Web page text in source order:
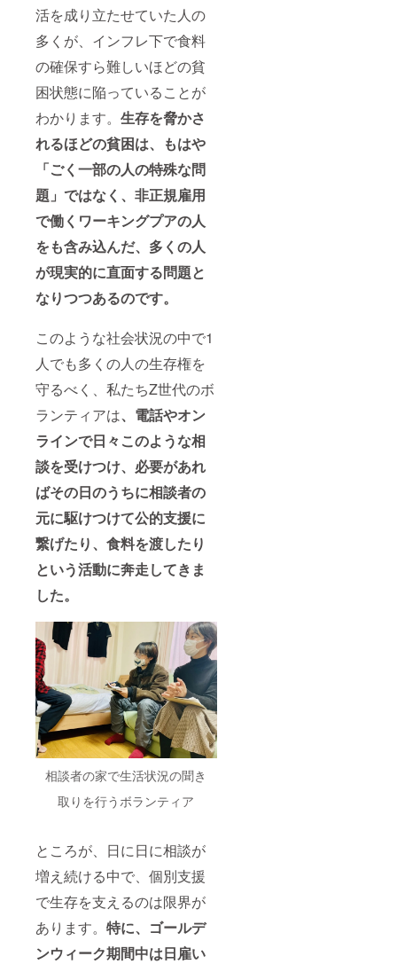
活を成り立たせていた人の
多くが、インフレ下で食料
の確保すら難しいほどの貧
困状態に陥っていることが
わかります。 生存を脅かさ
れるほどの貧困は、もはや
「ごく一部の人の特殊な問
題」ではなく、非正規雇用
で働くワーキングプアの人
をも含み込んだ、多くの人
が現実的に直面する問題と
なりつつあるのです。
このような社会状況の中で1
人でも多くの人の生存権を
守るべく、私たちZ世代のボ
ランティアは、電話やオン
ラインで日々このような相
談を受けつけ、必要があれ
ばその日のうちに相談者の
元に駆けつけて公的支援に
繋げたり、食料を渡したり
という活動に奔走してきま
した。
相談者の家で生活状況の聞き
取りを行うボランティア
ところが、日に日に相談が
増え続ける中で、個別支援
で生存を支えるのは限界が
あります。 特に、ゴールデ
ンウィーク期間中は日雇い